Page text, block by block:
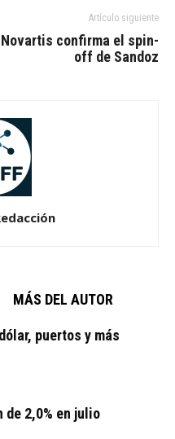
Artículo siguiente
Novartis confirma el spin-
off de Sandoz
MÁS DEL AUTOR
puertos y más
de 2,0% en julio